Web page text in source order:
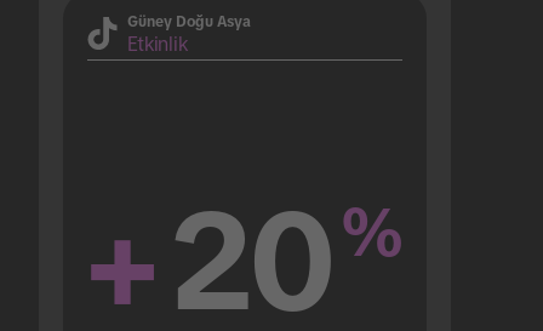
Güney Doğu Asya
Etkinlik
+20%